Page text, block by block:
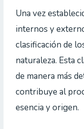
Una vez
internos y
clasificación de
naturaleza. Esta
de manera más
contribuye al
esencia y origen.